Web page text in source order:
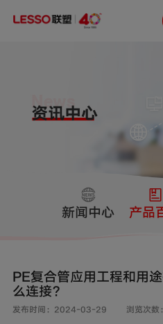
新闻中心 产品
PE复合管应用工程和用
么连接？
发布时间：2024-03-29 浏览次